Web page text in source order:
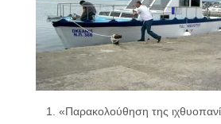
«Παρακολούθηση της